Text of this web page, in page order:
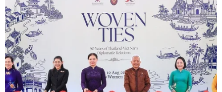
cầu Mỹ trả tàu hàng
22/05/2019 05:39
Đại diện thường trực của Triều Tiên tại Liên hợp quốc
cảnh báo Mỹ về những hậu quả đối với tương lai quan
hệ song phương sau khi Mỹ bắt giữ một tàu hàng của
quốc gia Đông Bắc Á.